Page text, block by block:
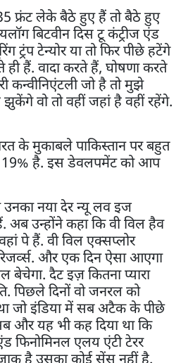
फ्रंट लेके बैठे हुए हैं तो बैठे हुए
बिटवीन दिस टू कंट्रीज एंड
ट्रंप टेन्योर या तो फिर पीछे हटेंगे
ही हैं. वादा करते हैं, घोषणा करते
कन्वीनिएंटली जो है तो मुझे
झुकेंगे वो तो वहीं जहां है वहीं रहेंगे.
के मुकाबले पाकिस्तान पर बहुत
19% है. इस डेवलपमेंट को आप
उनका नया देर न्यू लव इज
अब उन्होंने कहा कि वी विल हैव
पे हैं. वी विल एक्सप्लोर
और एक दिन ऐसा आएगा
बेचेगा. दैट इज़ कितना प्यारा
पिछले दिनों वो जनरल को
जो इंडिया में सब अटैक के पीछे
और यह भी कह दिया था कि
फिनोमिनल एलय एंटी टेरर
है उसका कोई सेंस नहीं है.